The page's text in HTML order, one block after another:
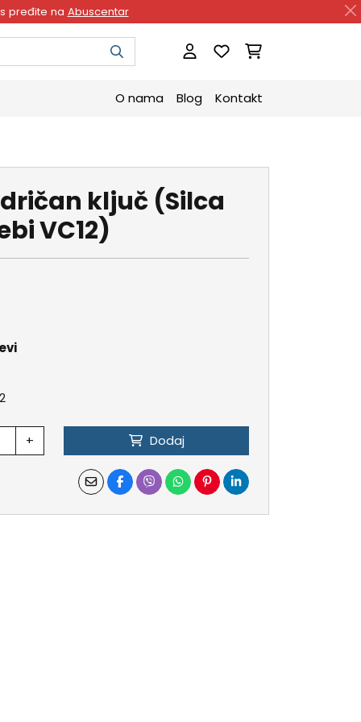
pređite na Abuscentar
O nama Blog Kontakt
ključ (Silca
VC12)
+ Dodaj